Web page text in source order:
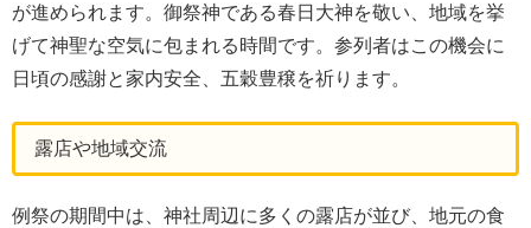
が進められます。御祭神である春日大神を敬い、地域を挙
げて神聖な空気に包まれる時間です。参列者はこの機会に
日頃の感謝と家内安全、五穀豊穣を祈ります。
露店や地域交流
例祭の期間中は、神社周辺に多くの露店が並び、地元の食